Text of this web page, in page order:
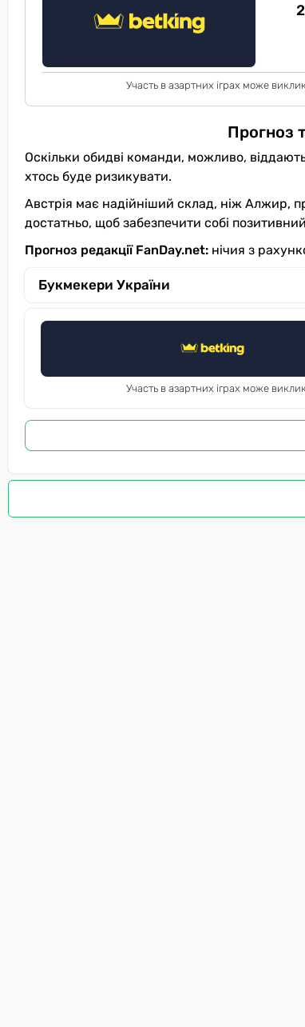
Участь в азартних іграх може
Прогноз
Оскільки обидві команди, можливо,
хтось буде ризикувати.
Австрія має надійніший склад, ніж Алжир,
достатньо, щоб забезпечити собі
Прогноз редакції FanDay.net: нічия з
Букмекери України
Участь в азартних іграх може